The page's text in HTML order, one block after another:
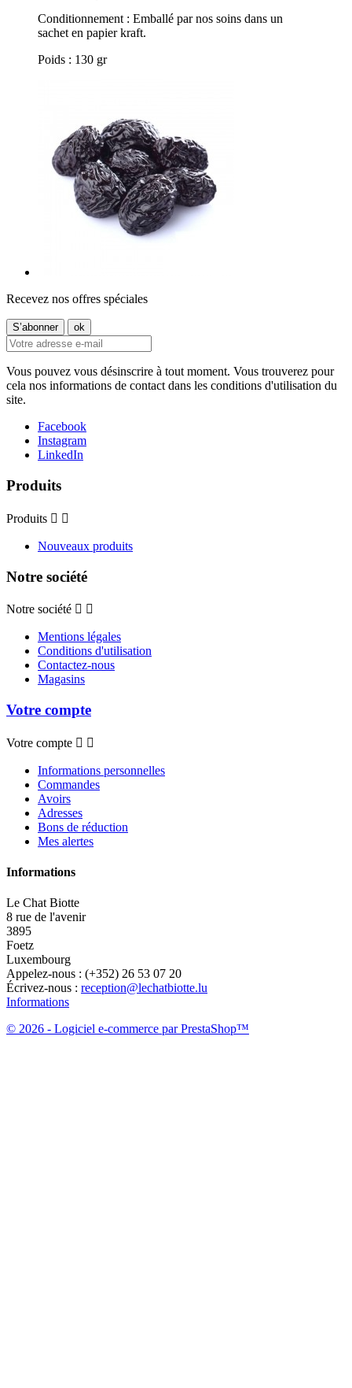
Conditionnement : Emballé par nos soins dans un
sachet en papier kraft.
Poids : 130 gr
Recevez nos offres spéciales
Vous pouvez vous désinscrire à tout moment. Vous trouverez pour
cela nos informations de contact dans les conditions d'utilisation du
site.
Facebook
Instagram
LinkedIn
Produits
Produits  
Nouveaux produits
Notre société
Notre société  
Mentions légales
Conditions d'utilisation
Contactez-nous
Magasins
Votre compte
Votre compte  
Informations personnelles
Commandes
Avoirs
Adresses
Bons de réduction
Mes alertes
Informations
Le Chat Biotte
8 rue de l'avenir
3895
Foetz
Luxembourg
Appelez-nous : (+352) 26 53 07 20
Écrivez-nous : reception@lechatbiotte.lu
Informations
© 2026 - Logiciel e-commerce par PrestaShop™